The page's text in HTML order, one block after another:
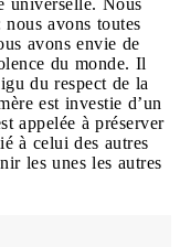
avons toutes
avons envie de
du monde. Il
du respect de la
est investie d’un
appelée à préserver
à celui des autres
les unes les autres